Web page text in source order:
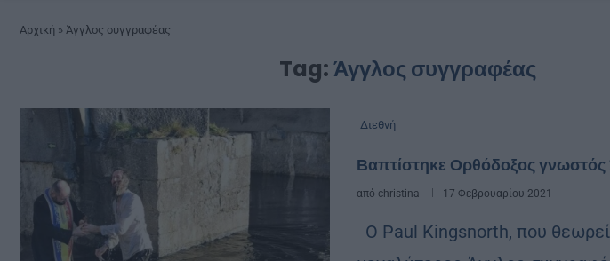
Αρχική » Άγγλος συγγραφέας
Tag:Άγγλος συγγραφέας
Διεθνή
Βαπτίστηκε Ορθόδοξος
από christina 17 Φεβρουαρίου 2021
Ο Paul Kingsnorth, που